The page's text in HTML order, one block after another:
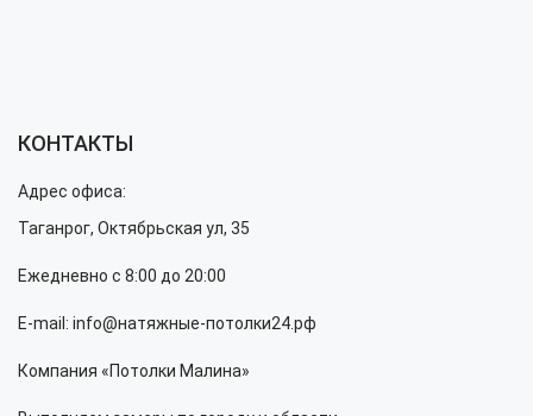
КОНТАКТЫ
Адрес офиса:
Таганрог, Октябрьская ул, 35
Ежедневно с 8:00 до 20:00
E-mail: info@натяжные-потолки24.рф
Компания «Потолки Малина»